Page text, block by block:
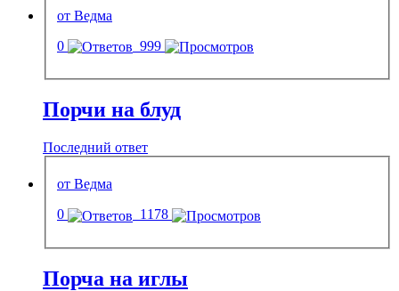
от Ведма
0
999
Порчи на блуд
Последний ответ
от Ведма
0
1178
Порча на иглы